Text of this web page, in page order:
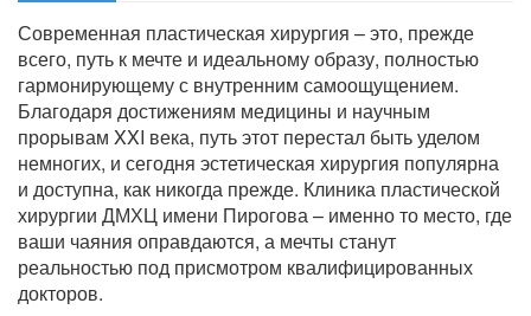
Современная пластическая хирургия – это, прежде
всего, путь к мечте и идеальному образу, полностью
гармонирующему с внутренним самоощущением.
Благодаря достижениям медицины и научным
прорывам XXI века, путь этот перестал быть уделом
немногих, и сегодня эстетическая хирургия популярна
и доступна, как никогда прежде. Клиника пластической
хирургии ДМХЦ имени Пирогова – именно то место, где
ваши чаяния оправдаются, а мечты станут
реальностью под присмотром квалифицированных
докторов.